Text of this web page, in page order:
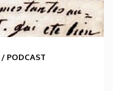
/ PODCAST